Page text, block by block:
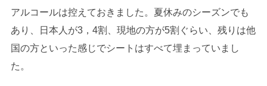
アルコールは控えておきました。夏休みのシーズンでも
あり、日本人が3，4割、現地の方が5割ぐらい、残りは他
国の方といった感じでシートはすべて埋まっていまし
た。